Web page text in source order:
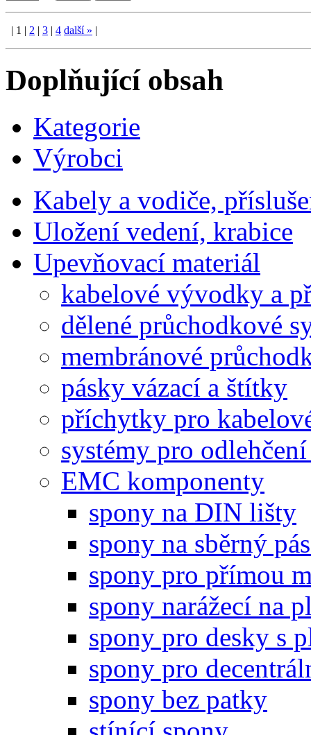
| 1 | 2 | 3 | 4 další» |
Doplňující obsah
Kategorie
Výrobci
Kabely a vodiče,
Uložení vedení, krabice
Upevňovací materiál
kabelové vývodky a
dělené průchodkové
membránové
pásky vázací a štítky
příchytky pro
systémy pro
EMC komponenty
spony na DIN lišty
spony na sběrný
spony pro přímou
spony narážecí na
spony pro desky s
spony pro
spony bez patky